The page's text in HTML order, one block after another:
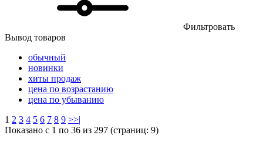
Фильтровать
Вывод товаров
обычный
новинки
хиты продаж
цена по возрастанию
цена по убыванию
1 2 3 4 5 6 7 8 9 >>|
Показано с 1 по 36 из 297 (страниц: 9)